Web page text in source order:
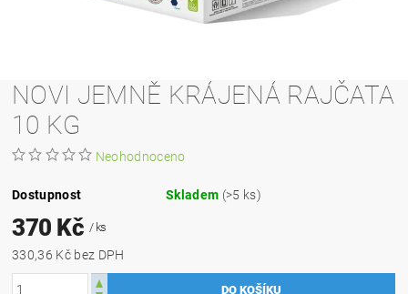
NOVI JEMNĚ KRÁJENÁ RAJČATA
10 KG
Neohodnoceno
Dostupnost Skladem (>5 ks)
370 Kč / ks
330,36 Kč bez DPH